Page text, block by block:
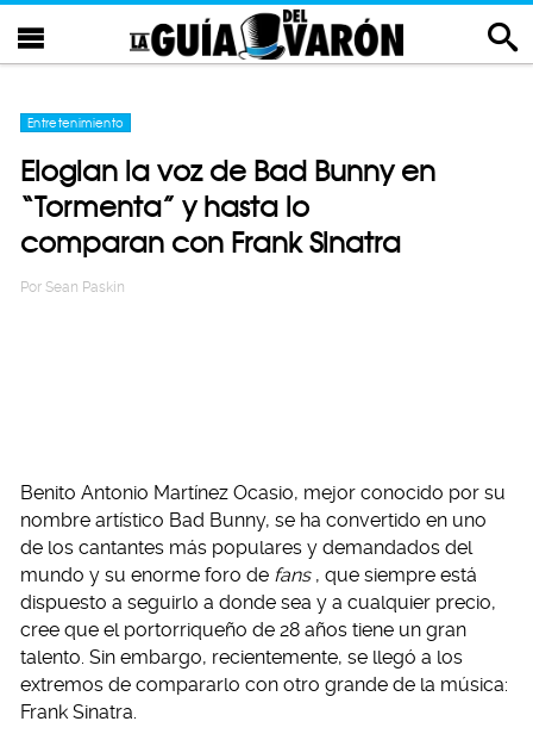
Entretenimiento
Elogian la voz de Bad Bunny en
“Tormenta” y hasta lo
comparan con Frank Sinatra
Por Sean Paskin
Benito Antonio Martínez Ocasio, mejor conocido por su
nombre artístico Bad Bunny, se ha convertido en uno
de los cantantes más populares y demandados del
mundo y su enorme foro de fans , que siempre está
dispuesto a seguirlo a donde sea y a cualquier precio,
cree que el portorriqueño de 28 años tiene un gran
talento. Sin embargo, recientemente, se llegó a los
extremos de compararlo con otro grande de la música:
Frank Sinatra.